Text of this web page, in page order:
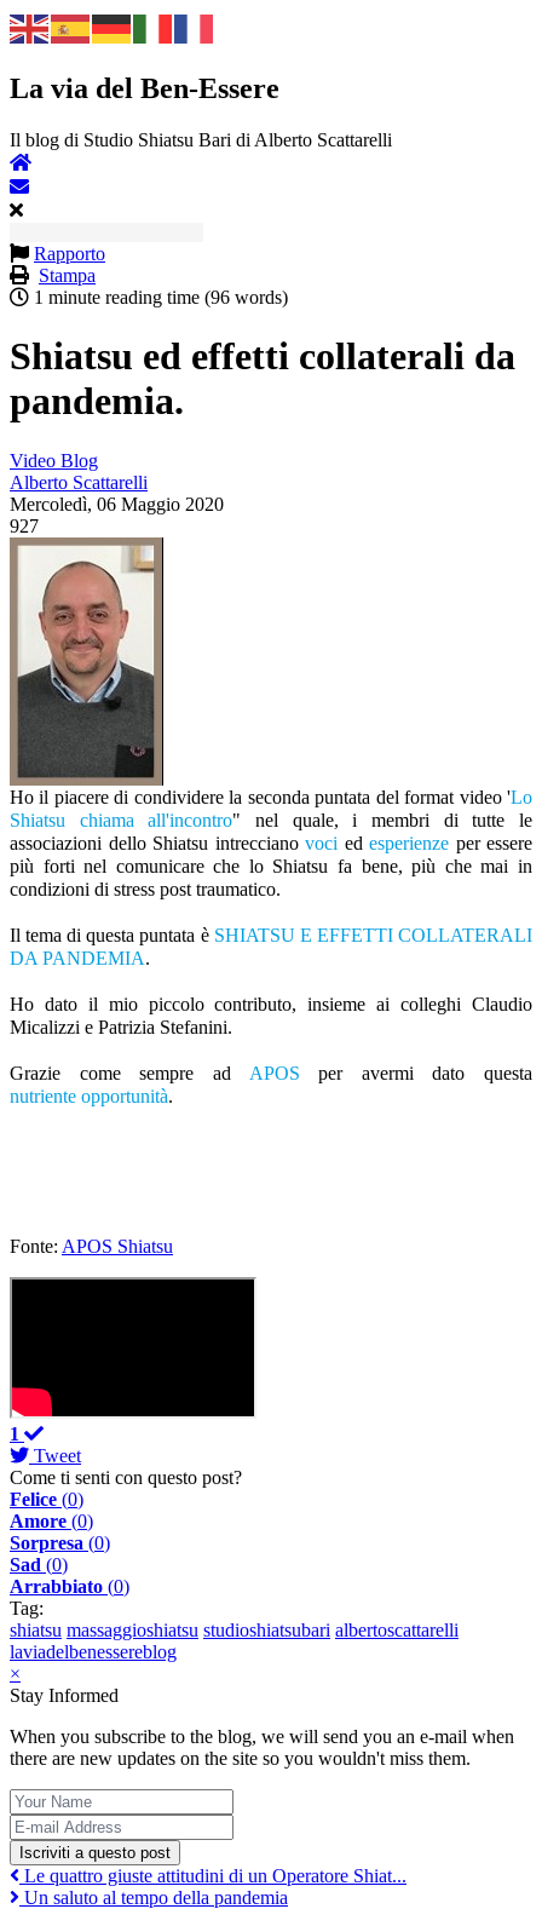
La via del Ben-Essere
Il blog di Studio Shiatsu Bari di Alberto Scattarelli
Rapporto
Stampa
1 minute reading time (96 words)
Shiatsu ed effetti collaterali da
pandemia.
Video Blog
Alberto Scattarelli
Mercoledì, 06 Maggio 2020
927
Ho il piacere di condividere la seconda puntata del format video 'Lo
Shiatsu chiama all'incontro" nel quale, i membri di tutte le
associazioni dello Shiatsu intrecciano voci ed esperienze per essere
più forti nel comunicare che lo Shiatsu fa bene, più che mai in
condizioni di stress post traumatico.
Il tema di questa puntata è SHIATSU E EFFETTI COLLATERALI
DA PANDEMIA.
Ho dato il mio piccolo contributo, insieme ai colleghi Claudio
Micalizzi e Patrizia Stefanini.
Grazie come sempre ad APOS per avermi dato questa
nutriente opportunità.
Fonte: APOS Shiatsu
1
Tweet
Come ti senti con questo post?
Felice (0)
Amore (0)
Sorpresa (0)
Sad (0)
Arrabbiato (0)
Tag:
shiatsu massaggioshiatsu studioshiatsubari albertoscattarelli
laviadelbenessereblog
×
Stay Informed
When you subscribe to the blog, we will send you an e-mail when
there are new updates on the site so you wouldn't miss them.
Iscriviti a questo post
Le quattro giuste attitudini di un Operatore Shiat...
Un saluto al tempo della pandemia